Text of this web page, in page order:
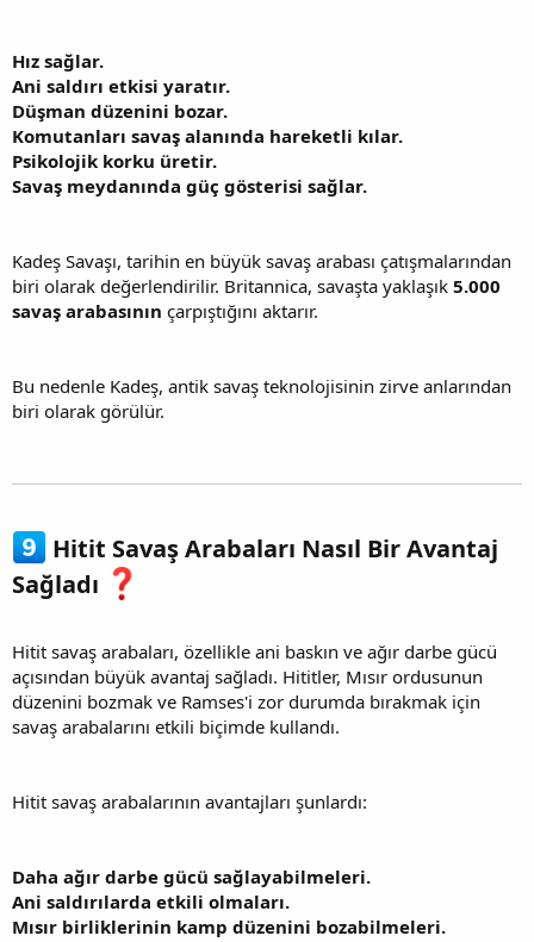
Hız sağlar.
Ani saldırı etkisi yaratır.
Düşman düzenini bozar.
Komutanları savaş alanında hareketli kılar.
Psikolojik korku üretir.
Savaş meydanında güç gösterisi sağlar.
Kadeş Savaşı, tarihin en büyük savaş arabası çatışmalarından
biri olarak değerlendirilir. Britannica, savaşta yaklaşık 5.000
savaş arabasının çarpıştığını aktarır.
Bu nedenle Kadeş, antik savaş teknolojisinin zirve anlarından
biri olarak görülür.
Hitit Savaş Arabaları Nasıl Bir Avantaj
Sağladı
Hitit savaş arabaları, özellikle ani baskın ve ağır darbe gücü
açısından büyük avantaj sağladı. Hititler, Mısır ordusunun
düzenini bozmak ve Ramses'i zor durumda bırakmak için
savaş arabalarını etkili biçimde kullandı.
Hitit savaş arabalarının avantajları şunlardı:
Daha ağır darbe gücü sağlayabilmeleri.
Ani saldırılarda etkili olmaları.
Mısır birliklerinin kamp düzenini bozabilmeleri.